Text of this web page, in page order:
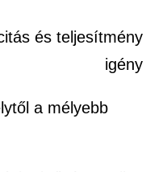
és teljesítmény
igény
a mélyebb